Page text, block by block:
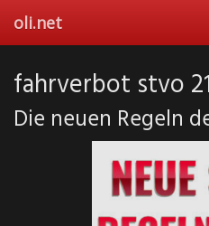
main
oli.net
fahrverbot stvo
Die neuen Regeln